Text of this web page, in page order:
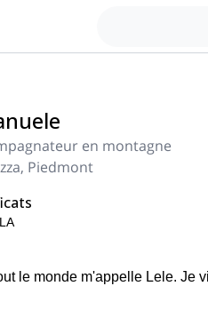
en montagne
Piedmont
le monde m'appelle Lele. Je